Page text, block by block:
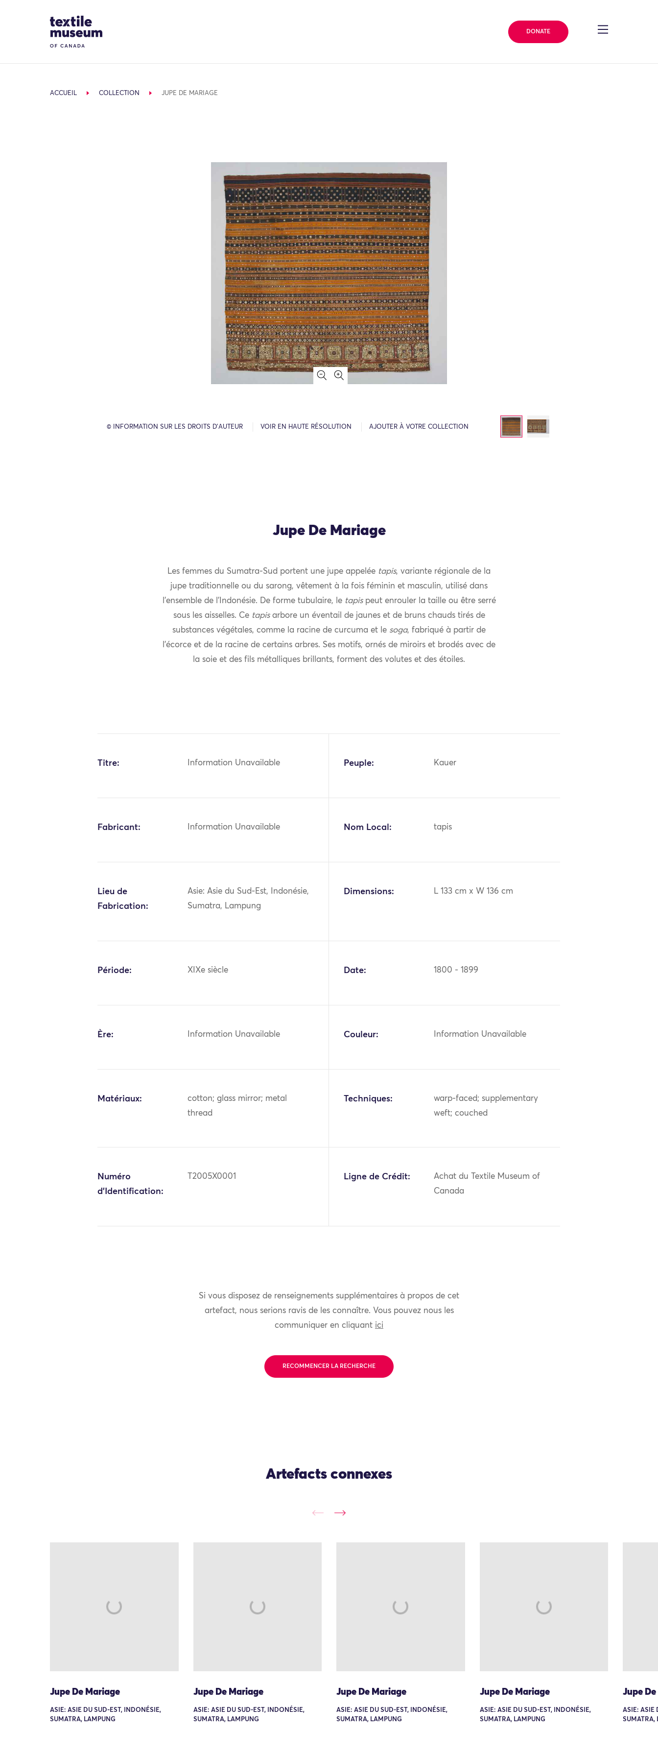
Site Logo
DONATE
ACCUEIL COLLECTION JUPE DE MARIAGE
© INFORMATION SUR LES DROITS D’AUTEUR VOIR EN HAUTE RÉSOLUTION AJOUTER À VOTRE COLLECTION
Jupe De Mariage
Les femmes du Sumatra-Sud portent une jupe appelée tapis, variante régionale de la
jupe traditionnelle ou du sarong, vêtement à la fois féminin et masculin, utilisé dans
l’ensemble de l’Indonésie. De forme tubulaire, le tapispeut enrouler la taille ou être serré
sous les aisselles. Ce tapisarbore un éventail de jaunes et de bruns chauds tirés de
substances végétales, comme la racine de curcuma et le soga, fabriqué à partir de
l’écorce et de la racine de certains arbres. Ses motifs, ornés de miroirs et brodés avec de
la soie et des fils métalliques brillants, forment des volutes et des étoiles.
Titre: Information Unavailable Peuple: Kauer
Fabricant: Information Unavailable Nom Local: tapis
Lieu de
Fabrication:
Asie: Asie du Sud-Est, Indonésie,
Sumatra, Lampung
Dimensions: L 133 cm x W 136 cm
Période: XIXe siècle Date: 1800 - 1899
Ère: Information Unavailable Couleur: Information Unavailable
Matériaux:
cotton; glass mirror; metal
thread
Techniques:
warp-faced; supplementary
weft; couched
Numéro
d'Identification:
T2005X0001 Ligne de Crédit:
Achat du Textile Museum of
Canada
Si vous disposez de renseignements supplémentaires à propos de cet
artefact, nous serions ravis de les connaître. Vous pouvez nous les
communiquer en cliquant ici
RECOMMENCER LA RECHERCHE
Artefacts connexes
Jupe De Mariage
ASIE: ASIE DU SUD-EST, INDONÉSIE,
SUMATRA, LAMPUNG
Jupe De Mariage
ASIE: ASIE DU SUD-EST, INDONÉSIE,
SUMATRA, LAMPUNG
Jupe De Mariage
ASIE: ASIE DU SUD-EST, INDONÉSIE,
SUMATRA, LAMPUNG
Jupe De Mariage
ASIE: ASIE DU SUD-EST, INDONÉSIE,
SUMATRA, LAMPUNG
Jupe
ASIE: ASIE
SUMATRA,